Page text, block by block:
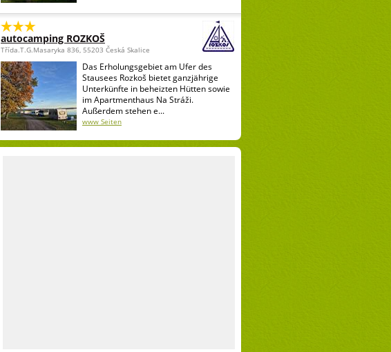
autocamping ROZKOŠ
Třída.T.G.Masaryka 836, 55203 Česká Skalice
Das Erholungsgebiet am Ufer des
Stausees Rozkoš bietet ganzjährige
Unterkünfte in beheizten Hütten sowie
im Apartmenthaus Na Stráži.
Außerdem stehen e...
www Seiten